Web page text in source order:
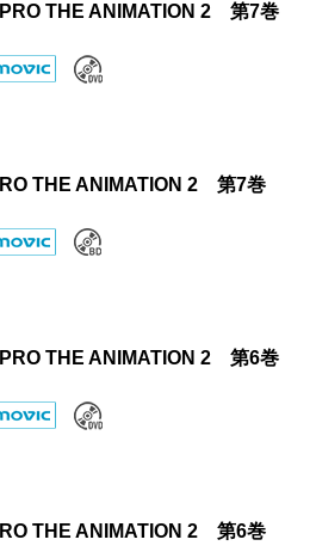
THE ANIMATION 2 第7巻
THE ANIMATION 2 第7巻
THE ANIMATION 2 第6巻
THE ANIMATION 2 第6巻